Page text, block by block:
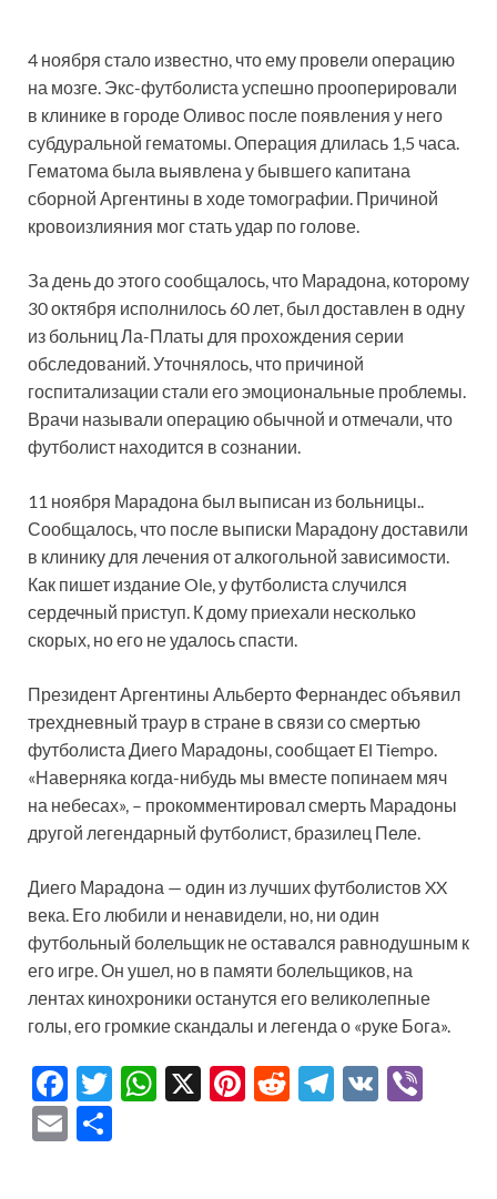
4 ноября стало известно, что ему провели операцию
на мозге. Экс-футболиста успешно прооперировали
в клинике в городе Оливос после появления у него
субдуральной гематомы. Операция длилась 1,5 часа.
Гематома была выявлена у бывшего капитана
сборной Аргентины в ходе томографии. Причиной
кровоизлияния мог стать удар по голове.
За день до этого сообщалось, что Марадона, которому
30 октября исполнилось 60 лет, был доставлен в одну
из больниц Ла-Платы для прохождения серии
обследований. Уточнялось, что причиной
госпитализации стали его эмоциональные проблемы.
Врачи называли операцию обычной и отмечали, что
футболист находится в сознании.
11 ноября Марадона был выписан из больницы..
Сообщалось, что после выписки Марадону доставили
в клинику для лечения от алкогольной зависимости.
Как пишет издание Ole, у футболиста случился
сердечный приступ. К дому приехали несколько
скорых, но его не удалось спасти.
Президент Аргентины Альберто Фернандес объявил
трехдневный траур в стране в связи со смертью
футболиста Диего Марадоны, сообщает El Tiempo.
«Наверняка когда-нибудь мы вместе попинаем мяч
на небесах», – прокомментировал смерть Марадоны
другой легендарный футболист, бразилец Пеле.
Диего Марадона — один из лучших футболистов XX
века. Его любили и ненавидели, но, ни один
футбольный болельщик не оставался равнодушным к
его игре. Он ушел, но в памяти болельщиков, на
лентах кинохроники останутся его великолепные
голы, его громкие скандалы и легенда о «руке Бога».
F
ac
e
T
W X
Pi R
T
V
E